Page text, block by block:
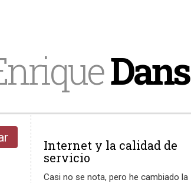
Dans
Internet y la calidad de
servicio
Casi no se nota, pero he cambiado la